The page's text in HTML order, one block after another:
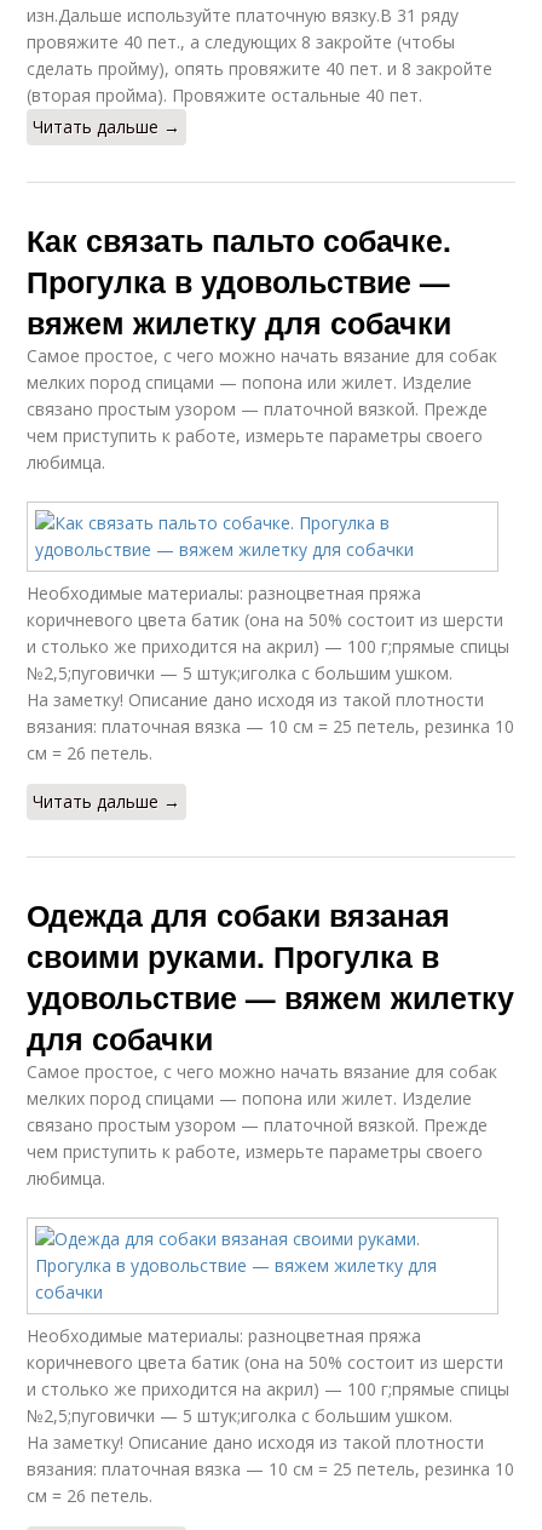
изн.Дальше используйте платочную вязку.В 31 ряду
провяжите 40 пет., а следующих 8 закройте (чтобы
сделать пройму), опять провяжите 40 пет. и 8 закройте
(вторая пройма). Провяжите остальные 40 пет.
Читать дальше →
Как связать пальто собачке.
Прогулка в удовольствие —
вяжем жилетку для собачки
Самое простое, с чего можно начать вязание для собак
мелких пород спицами — попона или жилет. Изделие
связано простым узором — платочной вязкой. Прежде
чем приступить к работе, измерьте параметры своего
любимца.
Необходимые материалы: разноцветная пряжа
коричневого цвета батик (она на 50% состоит из шерсти
и столько же приходится на акрил) — 100 г;прямые спицы
№2,5;пуговички — 5 штук;иголка с большим ушком.
На заметку! Описание дано исходя из такой плотности
вязания: платочная вязка — 10 см = 25 петель, резинка 10
см = 26 петель.
Читать дальше →
Одежда для собаки вязаная
своими руками. Прогулка в
удовольствие — вяжем жилетку
для собачки
Самое простое, с чего можно начать вязание для собак
мелких пород спицами — попона или жилет. Изделие
связано простым узором — платочной вязкой. Прежде
чем приступить к работе, измерьте параметры своего
любимца.
Необходимые материалы: разноцветная пряжа
коричневого цвета батик (она на 50% состоит из шерсти
и столько же приходится на акрил) — 100 г;прямые спицы
№2,5;пуговички — 5 штук;иголка с большим ушком.
На заметку! Описание дано исходя из такой плотности
вязания: платочная вязка — 10 см = 25 петель, резинка 10
см = 26 петель.